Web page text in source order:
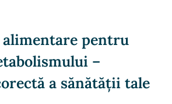
pentru
–
a sănătății tale